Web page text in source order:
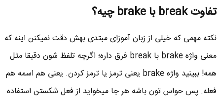
تفاوت break با brake چیه؟
نکته مهمی که خیلی از زبان آموزای مبتدی بهش دقت نمیکنن اینه که
معنی واژه brake با break فرق داره؛ اگرچه تلفظ شون دقیقا مثل
همه! ببینید واژه brake یعنی ترمز یا ترمز کردن. یعنی هم اسمه هم
فعله. پس حواس تون باشه هر جا میخواید از فعل شکستن استفاده